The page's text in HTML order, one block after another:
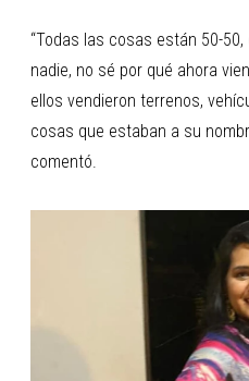
“Todas las cosas están 50-
nadie, no sé por qué ahora
ellos vendieron terrenos,
cosas que estaban a su
comentó.